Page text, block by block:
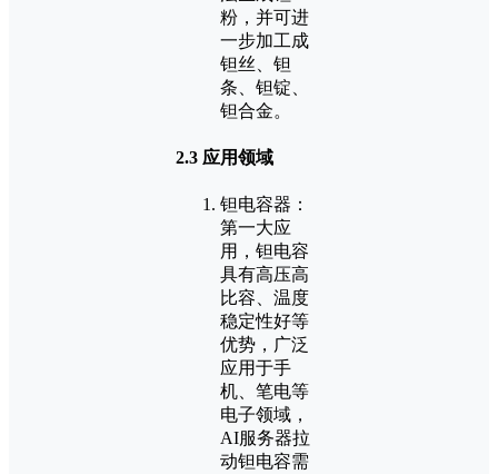
粉，并可进
一步加工成
钽丝、钽
条、钽锭、
钽合金。
2.3 应用领域
钽电容器：
第一大应
用，钽电容
具有高压高
比容、温度
稳定性好等
优势，广泛
应用于手
机、笔电等
电子领域，
AI服务器拉
动钽电容需